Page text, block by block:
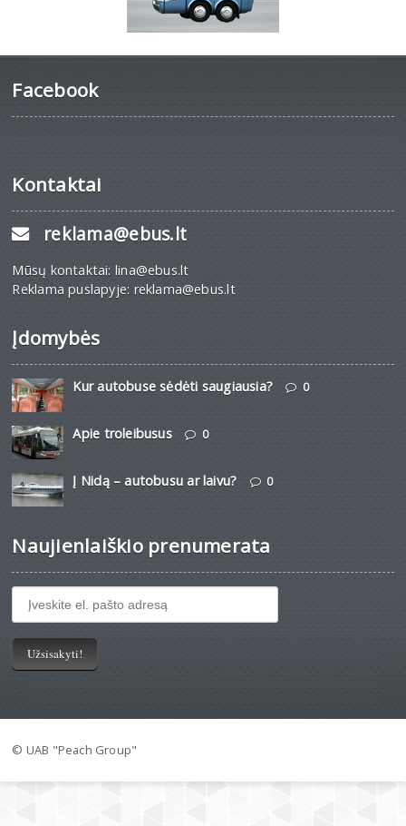
Facebook
Kontaktai
reklama@ebus.lt
Mūsų kontaktai: lina@ebus.lt
Reklama puslapyje: reklama@ebus.lt
Įdomybės
Kur autobuse sėdėti saugiausia? 0
Apie troleibusus 0
Į Nidą – autobusu ar laivu? 0
Naujienlaiškio prenumerata
© UAB "Peach Group"